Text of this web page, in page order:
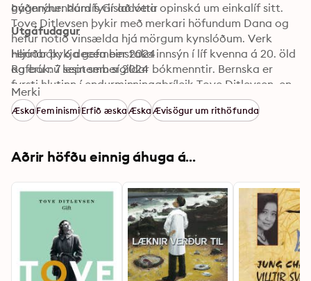
gagnrýnendum fyrir að vera opinská um einkalíf sitt.
Tove Ditlevsen þykir með merkari höfundum Dana og
hefur notið vinsælda hjá mörgum kynslóðum. Verk
hennar þykja gefa einstaka innsýn í líf kvenna á 20. öld
og eru nú lesin sem sígildar bókmenntir. Bernska er
fyrsti hlutinn í endurminningaþríleik Tove Ditlevsen, en
Gift, lokahlutinn, er þegar kominn út í þýðingu Þórdísar
Gísladóttur.
Þýðendur: Þórdís Gísladóttir
Útgáfudagur
Hljóðbók: 6 december 2024
Rafbók: 7 september 2024
Merki
ÆskaFeminismiErfið æskaÆskaÆvisögur um rithöfunda
Aðrir höfðu einnig áhuga á...